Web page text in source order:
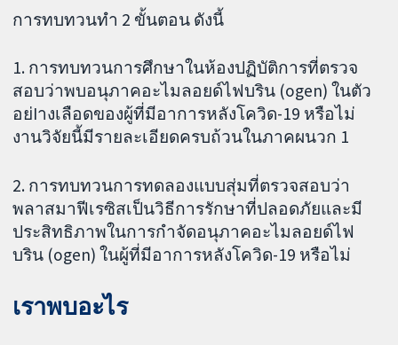
การทบทวนทำ 2 ขั้นตอน ดังนี้
1. การทบทวนการศึกษาในห้องปฏิบัติการที่ตรวจ
สอบว่าพบอนุภาคอะไมลอยด์ไฟบริน (ogen) ในตัว
อย่Iางเลือดของผู้ที่มีอาการหลังโควิด-19 หรือไม่
งานวิจัยนี้มีรายละเอียดครบถ้วนในภาคผนวก 1
2. การทบทวนการทดลองแบบสุ่มที่ตรวจสอบว่า
พลาสมาฟีเรซิสเป็นวิธีการรักษาที่ปลอดภัยและมี
ประสิทธิภาพในการกำจัดอนุภาคอะไมลอยด์ไฟ
บริน (ogen) ในผู้ที่มีอาการหลังโควิด-19 หรือไม่
เราพบอะไร